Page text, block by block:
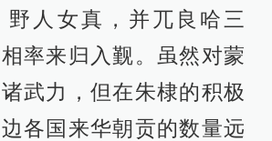
野人女真，并兀良哈三
率来归入觐。虽然对蒙
武力，但在朱棣的积极
各国来华朝贡的数量远